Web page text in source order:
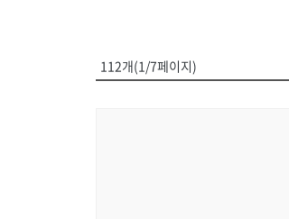
112개(1/7페이지)